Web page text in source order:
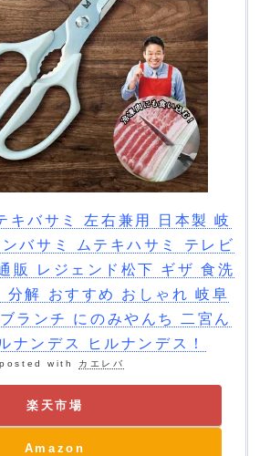
キバサミ 左右兼用 日本製 岐
バサミ ムテキハサミ テレビ
販 レジェンド松下 ギザ 食洗
分解 おすすめ おしゃれ 岐阜
ランチ にのみやんち 二宮ん
ナンデス ヒルナンデス！
posted with カエレバ
楽天市場
Amazon